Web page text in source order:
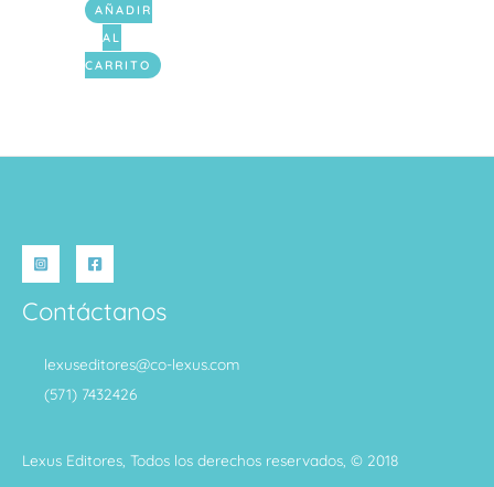
AÑADIR
AL
CARRITO
Contáctanos
lexuseditores@co-lexus.com
(571) 7432426
Lexus Editores, Todos los derechos reservados, © 2018